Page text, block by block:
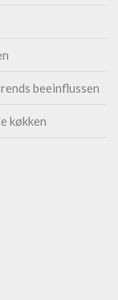
beeinflussen
køkken